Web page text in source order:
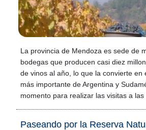
La provincia de Mendoza es sede de
bodegas que producen casi diez
de vinos al año, lo que la convierte en
más importante de Argentina y
momento para realizar las visitas a
Paseando por la Reserva